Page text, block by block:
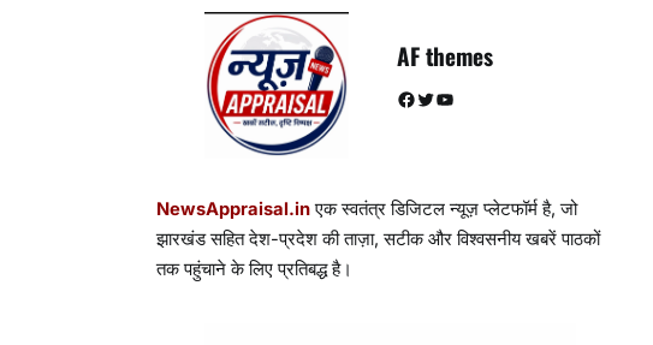
AF themes
Facebook Twitter YouTube
NewsAppraisal.inएक स्वतंत्र डिजिटल न्यूज़ प्लेटफॉर्म है, जो
झारखंड सहित देश-प्रदेश की ताज़ा, सटीक और विश्वसनीय खबरें पाठकों
तक पहुंचाने के लिए प्रतिबद्ध है।